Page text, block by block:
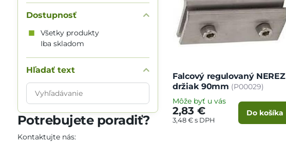
Falcový regulovaný NEREZ
držiak 90mm (P00029)
Môže byť u vás
2,83 €
3,48 €s DPH
Do košíka
Dostupnosť
Všetky produkty
Iba skladom
Hľadať text
Prehľadať
výsledky
filtra
fulltextom
Potrebujete poradiť?
Kontaktujte nás: